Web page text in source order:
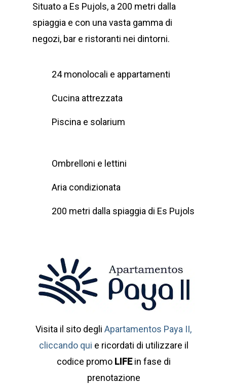
Situato a Es Pujols, a 200 metri dalla
spiaggia e con una vasta gamma di
negozi, bar e ristoranti nei dintorni.
24 monolocali e appartamenti
Cucina attrezzata
Piscina e solarium
Ombrelloni e lettini
Aria condizionata
200 metri dalla spiaggia di Es Pujols
Visita il sito degli Apartamentos Paya II,
cliccando qui e ricordati di utilizzare il
codice promo LIFEin fase di
prenotazione